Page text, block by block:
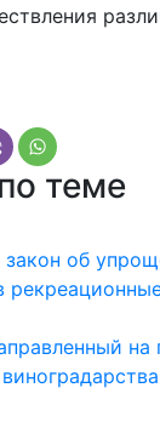
теме
об